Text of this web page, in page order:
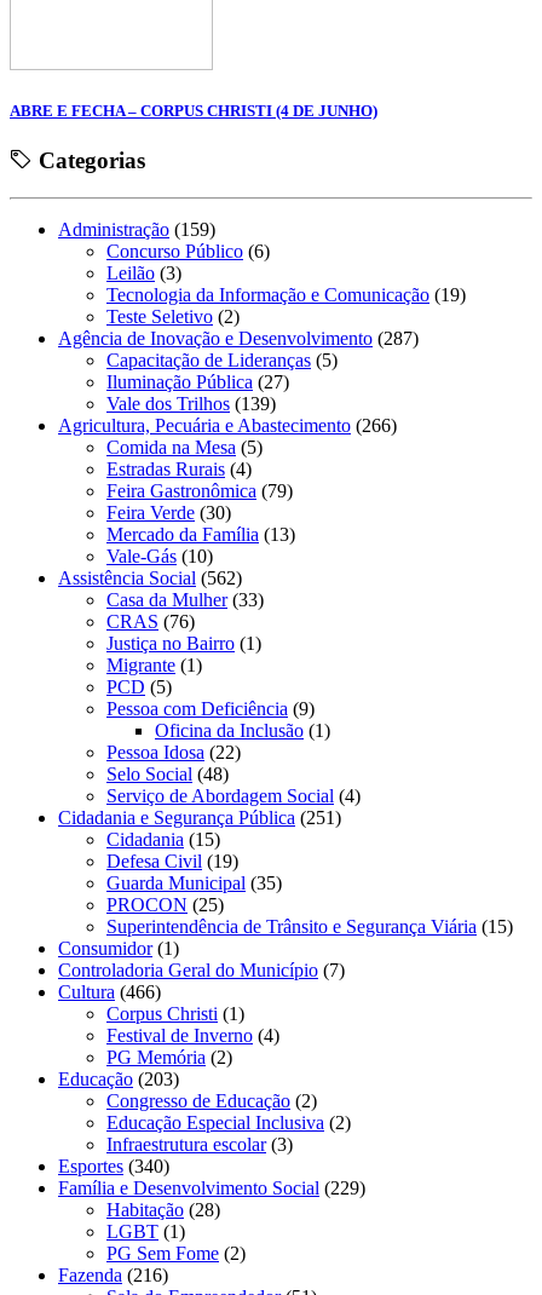
ABRE E FECHA – CORPUS CHRISTI (4 DE JUNHO)
Categorias
Administração (159)
Concurso Público (6)
Leilão (3)
Tecnologia da Informação e Comunicação (19)
Teste Seletivo (2)
Agência de Inovação e Desenvolvimento (287)
Capacitação de Lideranças (5)
Iluminação Pública (27)
Vale dos Trilhos (139)
Agricultura, Pecuária e Abastecimento (266)
Comida na Mesa (5)
Estradas Rurais (4)
Feira Gastronômica (79)
Feira Verde (30)
Mercado da Família (13)
Vale-Gás (10)
Assistência Social (562)
Casa da Mulher(33)
CRAS (76)
Justiça no Bairro (1)
Migrante (1)
PCD (5)
Pessoa com Deficiência (9)
Oficina da Inclusão (1)
Pessoa Idosa (22)
Selo Social (48)
Serviço de Abordagem Social (4)
Cidadania e Segurança Pública (251)
Cidadania (15)
Defesa Civil (19)
Guarda Municipal (35)
PROCON (25)
Superintendência de Trânsito e Segurança Viária (15)
Consumidor(1)
Controladoria Geral do Município (7)
Cultura (466)
Corpus Christi (1)
Festival de Inverno (4)
PG Memória (2)
Educação (203)
Congresso de Educação (2)
Educação Especial Inclusiva (2)
Infraestrutura escolar(3)
Esportes (340)
Família e Desenvolvimento Social (229)
Habitação (28)
LGBT (1)
PG Sem Fome (2)
Fazenda (216)